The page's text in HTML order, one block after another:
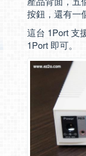
按鈕，還有一
這台 1Port 支
1Port 即可。